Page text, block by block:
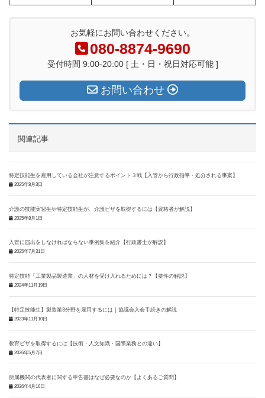
お気軽にお問い合わせください。
080-8874-9690
受付時間 9:00-20:00 [ 土・日・祝日対応可能 ]
お問い合わせ
関連記事
特定技能生を雇用している会社が注意するポイント３戦【入管から行政指導・処分される事案】
2025年8月3日
介護の技能実習生や特定技能生が、介護ビザを取得するには【資格者が解説】
2025年8月1日
入管に届出をしなければならない事例集を紹介【行政書士が解説】
2025年7月31日
特定技能「工業製品製造業」の人材を受け入れるためには？【要件の解説】
2024年11月19日
【特定技能生】製造業3分野を雇用するには｜協議会入会手続きの解説
2023年11月10日
教育ビザを取得するには【技術・人文知識・国際業務との違い】
2026年5月7日
所属機関の代表者に関する申告書はなぜ必要なのか【よくあるご質問】
2026年4月16日